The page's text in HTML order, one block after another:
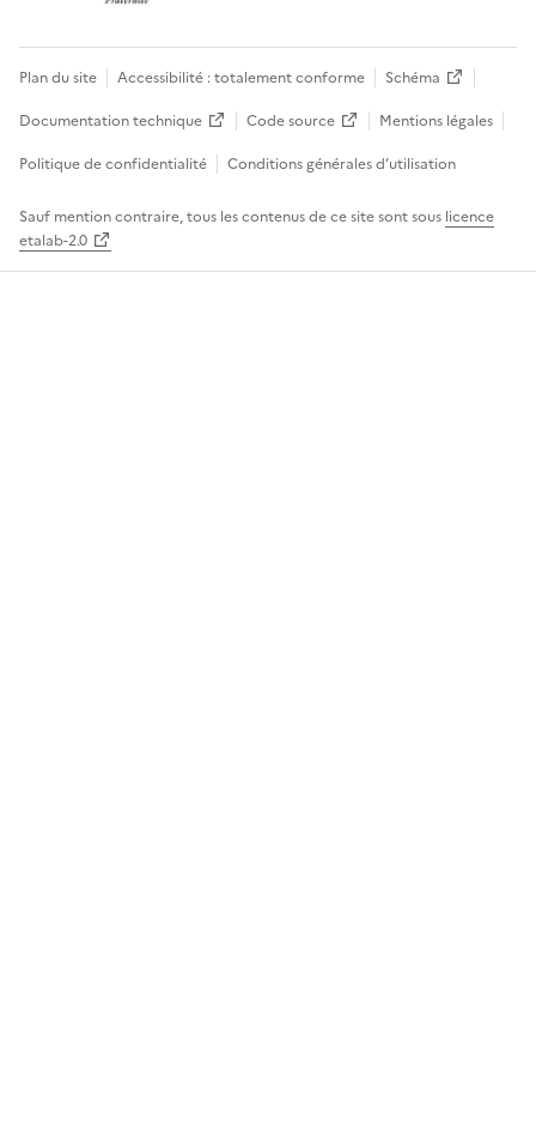
Plan du site Accessibilité : totalement conforme
Schéma
Documentation technique
Code source
Mentions légales
Politique de confidentialité
Conditions générales d’utilisation
Sauf mention contraire, tous les contenus de ce site sont sous licence
etalab-2.0